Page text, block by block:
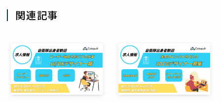
関連記事